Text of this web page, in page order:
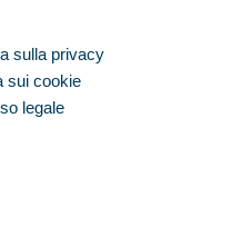
sulla privacy
sui cookie
legale